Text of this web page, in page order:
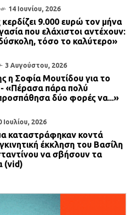
14 Ιουνίου, 2026
9.000 ευρώ τον μήνα
που ελάχιστοι αντέχουν:
τόσο το καλύτερο»
3 Αυγούστου, 2026
η Σοφία Μουτίδου για το
«Πέρασα πάρα πολύ
δύο φορές να...»
Ιουλίου, 2026
καταστράφηκαν κοντά
έκκληση του Βασίλη
να σβήσουν τα
(vid)